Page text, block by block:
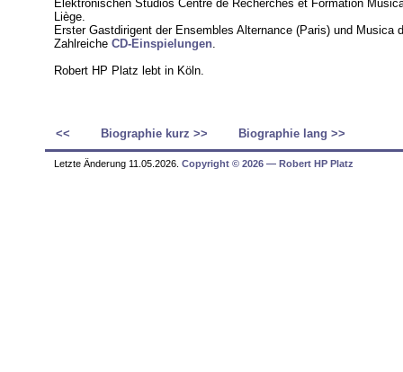
Elektronischen Studios Centre de Recherches et Formation
Liège.
Erster Gastdirigent der Ensembles Alternance (Paris) und Musica
Zahlreiche CD-Einspielungen.
Robert HP Platz lebt in Köln.
<< Biographie kurz >> Biographie lang >>
Letzte Änderung 11.05.2026. Copyright © 2026 ― Robert HP Platz